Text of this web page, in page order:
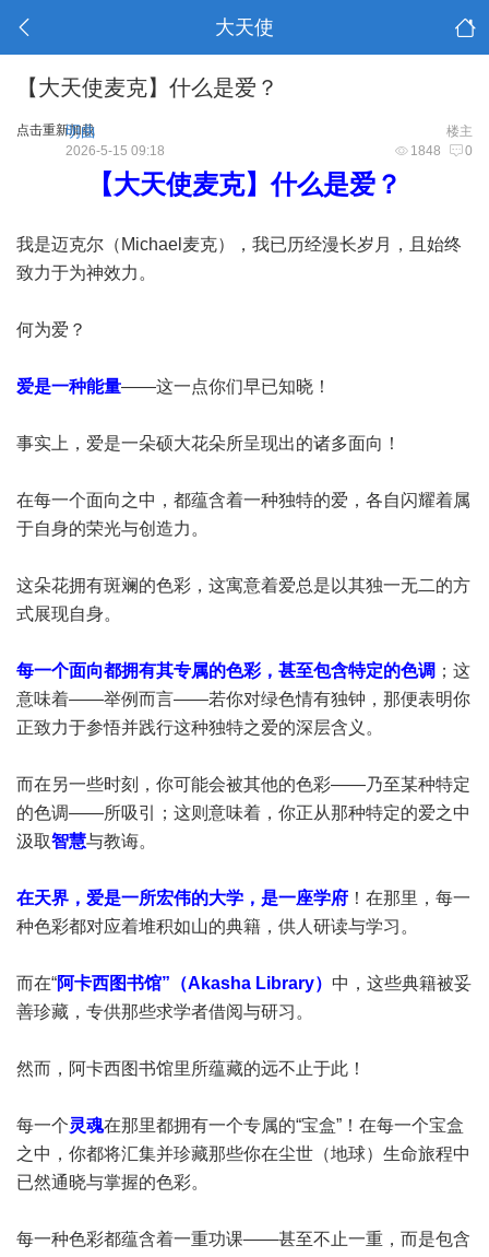
大天使
【大天使麦克】什么是爱？
点击重新加载 楼主
明曲
1848 0
2026-5-15 09:18
【大天使麦克】什么是爱？
我是迈克尔（Michael麦克），我已历经漫长岁月，且始终
致力于为神效力。
何为爱？
爱是一种能量——这一点你们早已知晓！
事实上，爱是一朵硕大花朵所呈现出的诸多面向！
在每一个面向之中，都蕴含着一种独特的爱，各自闪耀着属
于自身的荣光与创造力。
这朵花拥有斑斓的色彩，这寓意着爱总是以其独一无二的方
式展现自身。
每一个面向都拥有其专属的色彩，甚至包含特定的色调 ；这
意味着——举例而言——若你对绿色情有独钟，那便表明你
正致力于参悟并践行这种独特之爱的深层含义。
而在另一些时刻，你可能会被其他的色彩——乃至某种特定
的色调——所吸引；这则意味着，你正从那种特定的爱之中
汲取智慧与教诲。
在天界，爱是一所宏伟的大学，是一座学府 ！在那里，每一
种色彩都对应着堆积如山的典籍，供人研读与学习。
而在“阿卡西图书馆”（Akasha Library） 中，这些典籍被妥
善珍藏，专供那些求学者借阅与研习。
然而，阿卡西图书馆里所蕴藏的远不止于此！
每一个灵魂在那里都拥有一个专属的“宝盒”！在每一个宝盒
之中，你都将汇集并珍藏那些你在尘世（地球）生命旅程中
已然通晓与掌握的色彩。
每一种色彩都蕴含着一重功课——甚至不止一重，而是包含